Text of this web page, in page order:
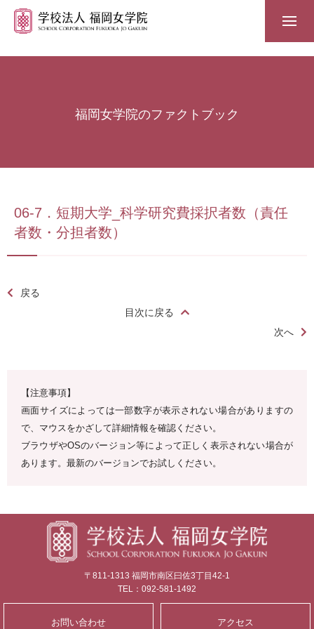
福岡女学院のファクトブック
06-7．短期大学_科学研究費採択者数（責任
者数・分担者数）
戻る
目次に戻る
次へ
【注意事項】
画面サイズによっては一部数字が表示されない場合がありますの
で、マウスをかざして詳細情報を確認ください。
ブラウザやOSのバージョン等によって正しく表示されない場合が
あります。最新のバージョンでお試しください。
〒811-1313 福岡市南区曰佐3丁目42-1
TEL：092-581-1492
お問い合わせ アクセス